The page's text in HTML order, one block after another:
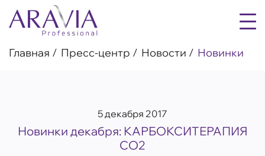
Главная Пресс-центр Новости Новинки
5 декабря 2017
Новинки декабря: КАРБОКСИТЕРАПИЯ
СО2